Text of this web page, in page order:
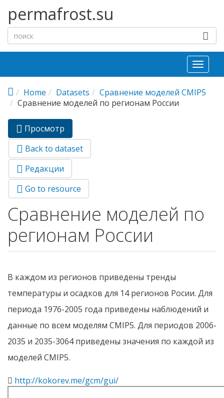
Перейти к основному содержанию
permafrost.su
Toggle
Home
Datasets
Сравнение моделей CMIP5
Сравнение моделей по регионам России
Главные вкладки
Просмотр
вкладка)
Back to dataset
Редакции
Go to resource
Сравнение моделей по
регионам России
В каждом из регионов приведены тренды
температуры и осадков для 14 регионов Росии. Для
периода 1976-2005 года приведены наблюдений и
данные по всем моделям CMIP5. Для периодов 2006-
2035 и 2035-3064 приведены значения по каждой из
моделей CMIP5.
http://kokorev.me/gcm/gui/